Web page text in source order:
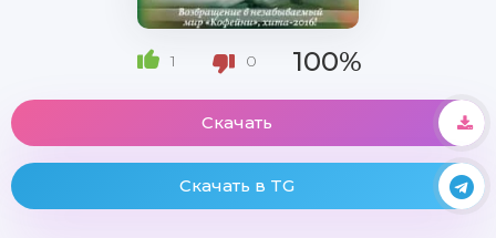
1 0 100%
Скачать
Скачать в TG